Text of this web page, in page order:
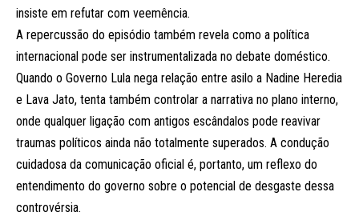
insiste em refutar com veemência.
A repercussão do episódio também revela como a política
internacional pode ser instrumentalizada no debate doméstico.
Quando o Governo Lula nega relação entre asilo a Nadine Heredia
e Lava Jato, tenta também controlar a narrativa no plano interno,
onde qualquer ligação com antigos escândalos pode reavivar
traumas políticos ainda não totalmente superados. A condução
cuidadosa da comunicação oficial é, portanto, um reflexo do
entendimento do governo sobre o potencial de desgaste dessa
controvérsia.